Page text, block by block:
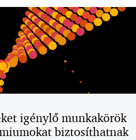
igénylő munkakörök
biztosíthatnak